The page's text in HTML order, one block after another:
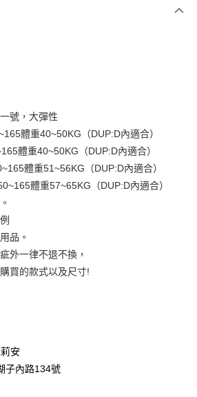
台北富邦商業銀行
兆豐國際商業銀行
台中商業銀行
華泰商業銀行
遠東國際商業銀行
永豐商業銀行
期」，訂單成立後會自動跳轉到大哥付的交易
欲分期的期數、繳款截止日，確認付款後即完
費用金額請依後續交易確認頁面所載為準。
往確認交易或遇審核未通過，訂單將自動取
狀況，表示未達大哥付你分期系統評分，恕無
商品之後才付款」的支付方式。 讓您購物簡單
需綁卡、不需儲值。
訊認證，即可結帳。
後，再付款。
號，大彈性
體重40~50KG（DUP:D內適合）
體重40~50KG（DUP:D內適合）
體重51~56KG（DUP:D內適合）
體重57~65KG（DUP:D內適合）
品。
外一律不退不換，
買的款式以及尺寸!
安
子內路134號